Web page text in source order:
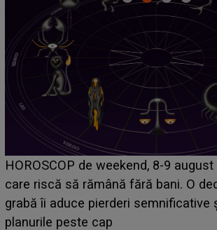
Emanuel a ținut ACEST DETALIU
acum! În fața Alexandrei, concurentul
face o MĂRTURISIRE
sa: "I-am spus și ei în față, eu nu te